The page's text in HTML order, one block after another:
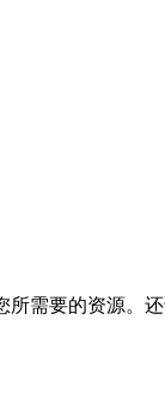
需要的资源。还